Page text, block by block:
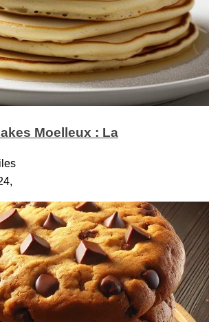
Moelleux : La